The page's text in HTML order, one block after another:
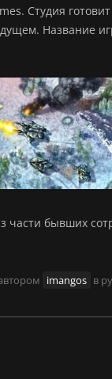
Студия
Название
части бывших
imangos в